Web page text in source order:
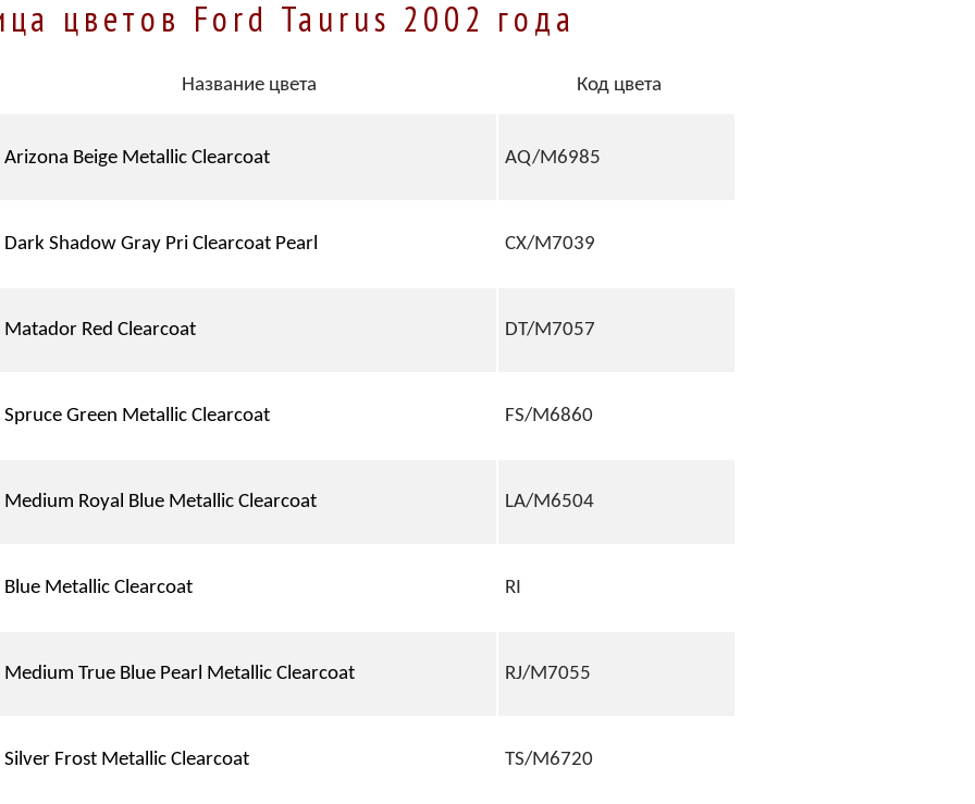
цветов Ford Taurus 2002 года
Название цвета Код цвета
Arizona Beige Metallic Clearcoat AQ/M6985
Dark Shadow Gray Pri Clearcoat Pearl CX/M7039
Matador Red Clearcoat DT/M7057
Spruce Green Metallic Clearcoat FS/M6860
Medium Royal Blue Metallic Clearcoat LA/M6504
Blue Metallic Clearcoat RI
Medium True Blue Pearl Metallic Clearcoat RJ/M7055
Silver Frost Metallic Clearcoat TS/M6720